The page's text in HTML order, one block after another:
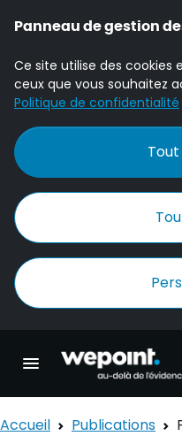
Panneau de gestion
Ce site utilise des cookies
ceux que vous souhaitez
Politique de confidentialité
Ouvrir la
Accueil Publications